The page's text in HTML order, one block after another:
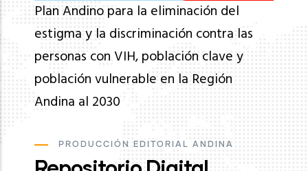
Plan Andino para la eliminación del
estigma y la discriminación contra las
personas con VIH, población clave y
población vulnerable en la Región
Andina al 2030
PRODUCCIÓN EDITORIAL ANDINA